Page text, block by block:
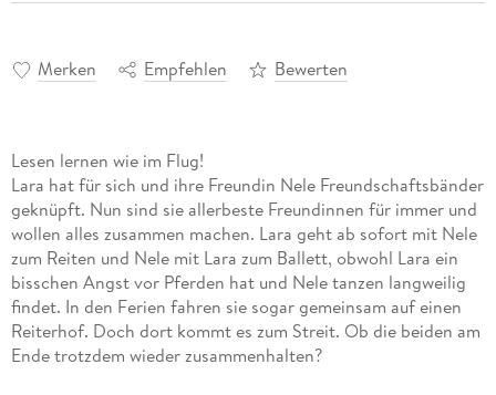
Merken Empfehlen Bewerten
Lesen lernen wie im Flug!
Lara hat für sich und ihre Freundin Nele Freundschaftsbänder
geknüpft. Nun sind sie allerbeste Freundinnen für immer und
wollen alles zusammen machen. Lara geht ab sofort mit Nele
zum Reiten und Nele mit Lara zum Ballett, obwohl Lara ein
bisschen Angst vor Pferden hat und Nele tanzen langweilig
findet. In den Ferien fahren sie sogar gemeinsam auf einen
Reiterhof. Doch dort kommt es zum Streit. Ob die beiden am
Ende trotzdem wieder zusammenhalten?